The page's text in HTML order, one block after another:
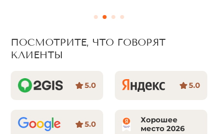
ПОСМОТРИТЕ, ЧТО ГОВОРЯТ
КЛИЕНТЫ
5.0 5.0
5.0
Хорошее
место 2026